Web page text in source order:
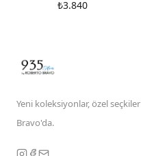
₺3.840
Yeni koleksiyonlar, özel
Bravo'da.